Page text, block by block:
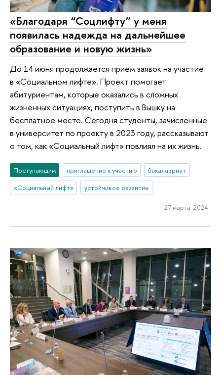
«Благодаря “Соцлифту” у меня
появилась надежда на дальнейшее
образование и новую жизнь»
До 14 июня продолжается прием заявок на участие
в «Социальном лифте». Проект помогает
абитуриентам, которые оказались в сложных
жизненных ситуациях, поступить в Вышку на
бесплатное место. Сегодня студенты, зачисленные
в университет по проекту в 2023 году, рассказывают
о том, как «Социальный лифт» повлиял на их жизнь.
Поступающим приглашение к участию
бакалавриат
«Социальный лифт»
устойчивое развитие
27 марта 2024